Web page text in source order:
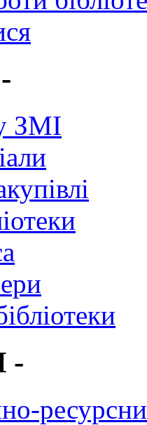
ЗМІ
-